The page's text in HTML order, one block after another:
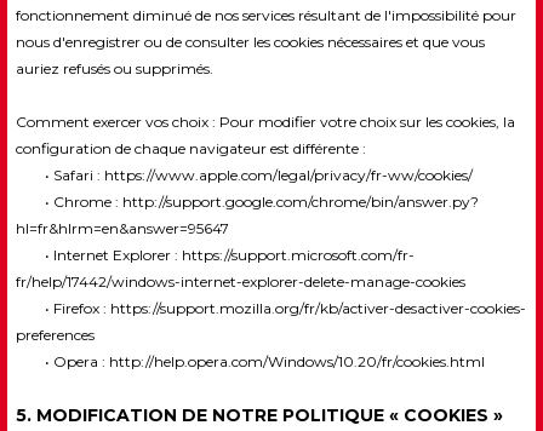
fonctionnement diminué de nos services résultant de l'impossibilité pour
nous d'enregistrer ou de consulter les cookies nécessaires et que vous
auriez refusés ou supprimés.
Comment exercer vos choix : Pour modifier votre choix sur les cookies, la
configuration de chaque navigateur est différente :
• Safari : https://www.apple.com/legal/privacy/fr-ww/cookies/
• Chrome : http://support.google.com/chrome/bin/answer.py?
hl=fr&hlrm=en&answer=95647
• Internet Explorer : https://support.microsoft.com/fr-
fr/help/17442/windows-internet-explorer-delete-manage-cookies
• Firefox : https://support.mozilla.org/fr/kb/activer-desactiver-cookies-
preferences
• Opera : http://help.opera.com/Windows/10.20/fr/cookies.html
5. MODIFICATION DE NOTRE POLITIQUE « COOKIES »